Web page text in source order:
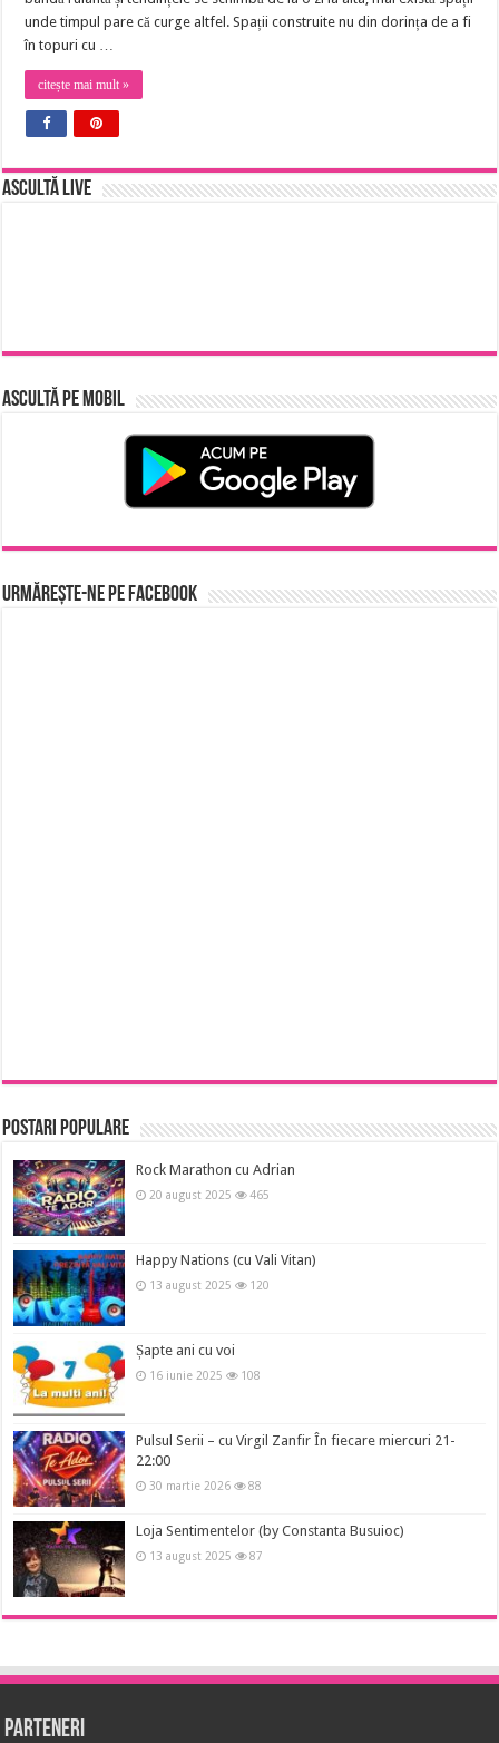
unde timpul pare că curge altfel. Spații construite nu din dorința de a fi
în topuri cu …
citește mai mult »
Ascultă Live
Ascultă pe Mobil
Urmărește-ne pe Facebook
Postari Populare
Rock Marathon cu Adrian
20 august 2025 465
Happy Nations (cu Vali Vitan)
13 august 2025 120
Șapte ani cu voi
16 iunie 2025 108
Pulsul Serii – cu Virgil Zanfir În fiecare miercuri 21-
22:00
30 martie 2026 88
Loja Sentimentelor (by Constanta Busuioc)
13 august 2025 87
Parteneri